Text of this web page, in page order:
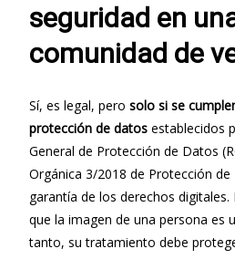
seguridad en
comunidad de
Sí, es legal, pero solo si se
protección de datos establecidos
General de Protección de Datos
Orgánica 3/2018 de Protección
garantía de los derechos
que la imagen de una persona es
tanto, su tratamiento debe